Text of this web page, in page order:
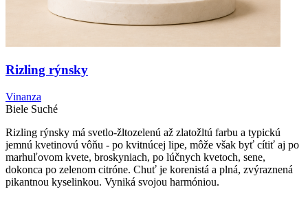
Rizling rýnsky
Vinanza
Biele Suché
Rizling rýnsky má svetlo-žltozelenú až zlatožltú farbu a typickú
jemnú kvetinovú vôňu - po kvitnúcej lipe, môže však byť cítiť aj po
marhuľovom kvete, broskyniach, po lúčnych kvetoch, sene,
dokonca po zelenom citróne. Chuť je korenistá a plná, zvýraznená
pikantnou kyselinkou. Vyniká svojou harmóniou.